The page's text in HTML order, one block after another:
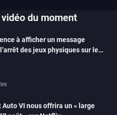
du moment
à afficher un message
des jeux physiques sur le
Auto VI nous offrira un « large